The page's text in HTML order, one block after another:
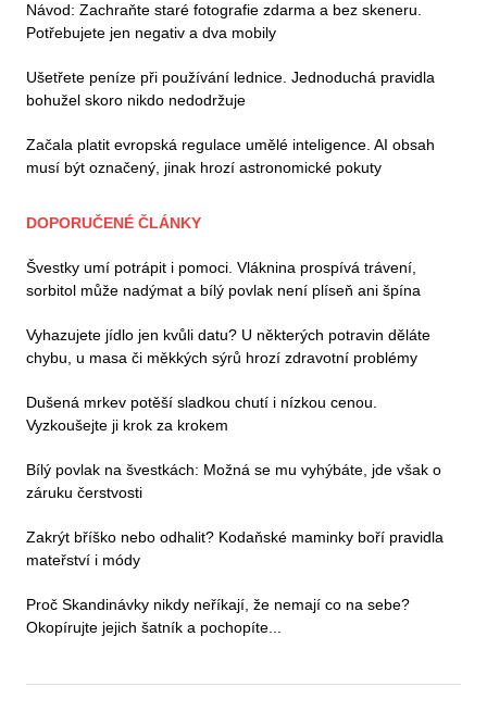
Návod: Zachraňte staré fotografie zdarma a bez skeneru.
Potřebujete jen negativ a dva mobily
Ušetřete peníze při používání lednice. Jednoduchá pravidla
bohužel skoro nikdo nedodržuje
Začala platit evropská regulace umělé inteligence. AI obsah
musí být označený, jinak hrozí astronomické pokuty
DOPORUČENÉ ČLÁNKY
Švestky umí potrápit i pomoci. Vláknina prospívá trávení,
sorbitol může nadýmat a bílý povlak není plíseň ani špína
Vyhazujete jídlo jen kvůli datu? U některých potravin děláte
chybu, u masa či měkkých sýrů hrozí zdravotní problémy
Dušená mrkev potěší sladkou chutí i nízkou cenou.
Vyzkoušejte ji krok za krokem
Bílý povlak na švestkách: Možná se mu vyhýbáte, jde však o
záruku čerstvosti
Zakrýt bříško nebo odhalit? Kodaňské maminky boří pravidla
mateřství i módy
Proč Skandinávky nikdy neříkají, že nemají co na sebe?
Okopírujte jejich šatník a pochopíte...